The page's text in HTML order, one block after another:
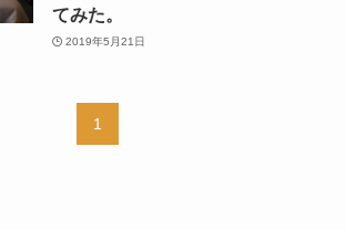
てみた。
2019年5月21日
1